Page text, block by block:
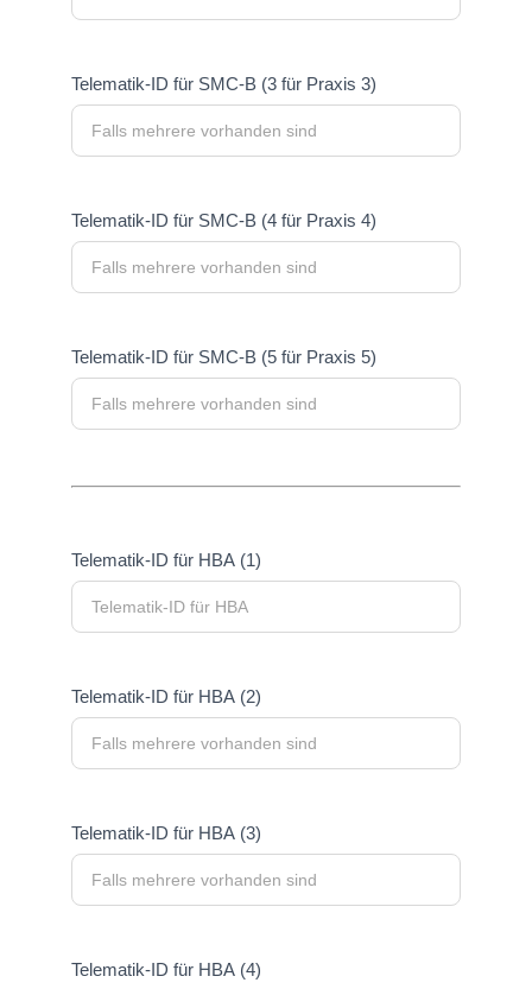
Telematik-ID für SMC-B (3 für Praxis 3)
Telematik-ID für SMC-B (4 für Praxis 4)
Telematik-ID für SMC-B (5 für Praxis 5)
Telematik-ID für HBA (1)
Telematik-ID für HBA (2)
Telematik-ID für HBA (3)
Telematik-ID für HBA (4)